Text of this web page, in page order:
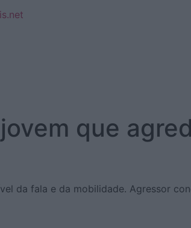
que
da fala e da mobilidade. Agressor